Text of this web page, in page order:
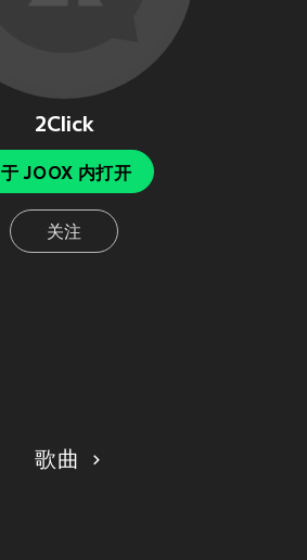
2Click
于 JOOX 内打开
关注
歌曲